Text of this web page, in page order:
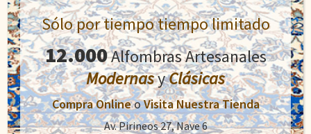
Sólo por tiempo tiempo limitado
12.000Alfombras Artesanales
ModernasyClásicas
Compra OnlineoVisita Nuestra Tienda
Av. Pirineos 27, Nave 6